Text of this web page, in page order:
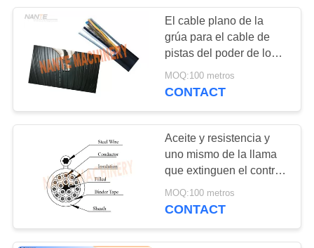
Carril de acero de la
grúa
36
Cabina de la grúa
de arriba
10
El cable plano de la
grúa para el cable de
pistas del poder de los
sistemas del adorno
ofrece las grúas y alza
MOQ:100 metros
CONTACT
Aceite y resistencia y
uno mismo de la llama
que extinguen el control
pendiente para el
sistema del adorno
MOQ:100 metros
CONTACT